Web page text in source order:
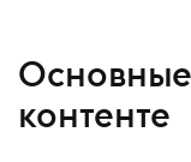
контенте